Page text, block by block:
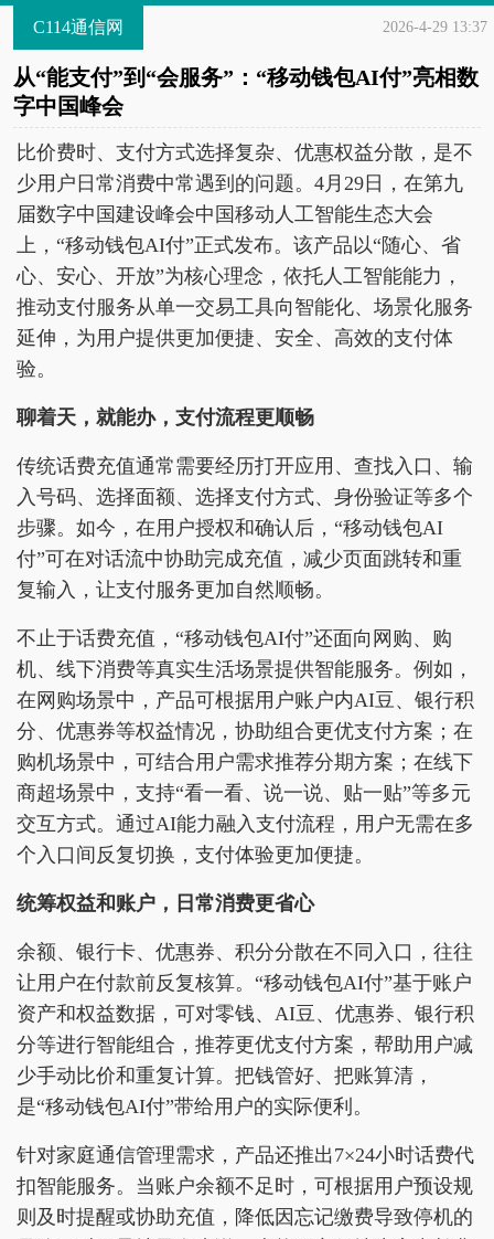
C114通信网 2026-4-29 13:37
从“能支付”到“会服务”：“移动钱包AI付”亮相数
字中国峰会
比价费时、支付方式选择复杂、优惠权益分散，是不
少用户日常消费中常遇到的问题。4月29日，在第九
届数字中国建设峰会中国移动人工智能生态大会
上，“移动钱包AI付”正式发布。该产品以“随心、省
心、安心、开放”为核心理念，依托人工智能能力，
推动支付服务从单一交易工具向智能化、场景化服务
延伸，为用户提供更加便捷、安全、高效的支付体
验。
聊着天，就能办，支付流程更顺畅
传统话费充值通常需要经历打开应用、查找入口、输
入号码、选择面额、选择支付方式、身份验证等多个
步骤。如今，在用户授权和确认后，“移动钱包AI
付”可在对话流中协助完成充值，减少页面跳转和重
复输入，让支付服务更加自然顺畅。
不止于话费充值，“移动钱包AI付”还面向网购、购
机、线下消费等真实生活场景提供智能服务。例如，
在网购场景中，产品可根据用户账户内AI豆、银行积
分、优惠券等权益情况，协助组合更优支付方案；在
购机场景中，可结合用户需求推荐分期方案；在线下
商超场景中，支持“看一看、说一说、贴一贴”等多元
交互方式。通过AI能力融入支付流程，用户无需在多
个入口间反复切换，支付体验更加便捷。
统筹权益和账户，日常消费更省心
余额、银行卡、优惠券、积分分散在不同入口，往往
让用户在付款前反复核算。“移动钱包AI付”基于账户
资产和权益数据，可对零钱、AI豆、优惠券、银行积
分等进行智能组合，推荐更优支付方案，帮助用户减
少手动比价和重复计算。把钱管好、把账算清，
是“移动钱包AI付”带给用户的实际便利。
针对家庭通信管理需求，产品还推出7×24小时话费代
扣智能服务。当账户余额不足时，可根据用户预设规
则及时提醒或协助充值，降低因忘记缴费导致停机的